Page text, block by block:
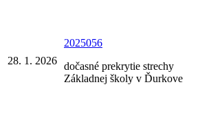
28. 1. 2026
2025056
dočasné prekrytie strechy
Základnej školy v Ďurkove